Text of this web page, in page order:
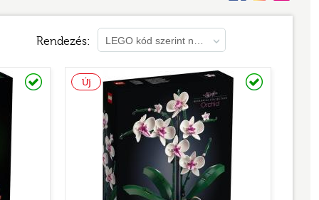
Rendezés:
Új